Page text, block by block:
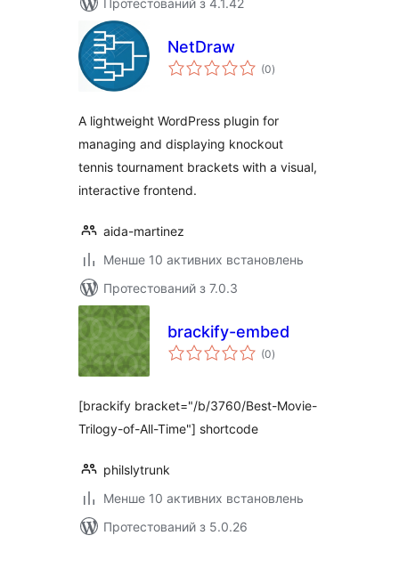
Протестований з 4.1.42
NetDraw
(0загальний
рейтинг
)
A lightweight WordPress plugin for
managing and displaying knockout
tennis tournament brackets with a visual,
interactive frontend.
aida-martinez
Менше 10 активних встановлень
Протестований з 7.0.3
brackify-embed
(0загальний
рейтинг
)
[brackify bracket="/b/3760/Best-Movie-
Trilogy-of-All-Time"] shortcode
philslytrunk
Менше 10 активних встановлень
Протестований з 5.0.26